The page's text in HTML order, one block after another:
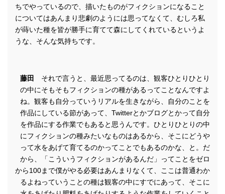
ちでやっているので、描いたものがフィクションになること
についてはあんまり悲劇のようには思ってなくて、むしろ私
が蒔いた種を皆が勝手に育てて森にしてくれているというよ
うな、そんな気持ちです。
藤田
それで言うと、最近思ってるのは、観客ひとりひとり
の中にそもそもフィクションの種があるってことなんですよ
ね。観客も自分っていうリアルを生きながら、自分のことを
作品にしている節があって、Twitterとかブログとかって自分
を作品にする作業でもあると思うんです。ひとりひとりの中
にフィクションの種みたいなものはあるから、そこにどうや
って水をあげて育てるのかってことでもあるのかな、と。だ
から、「こういうフィクションがあるんだ」ってことをゼロ
から100まで僕がやる必要はあんまりなくて、ここは普通わか
るよねっていうことの種は観客の中にすでにあって、そこに